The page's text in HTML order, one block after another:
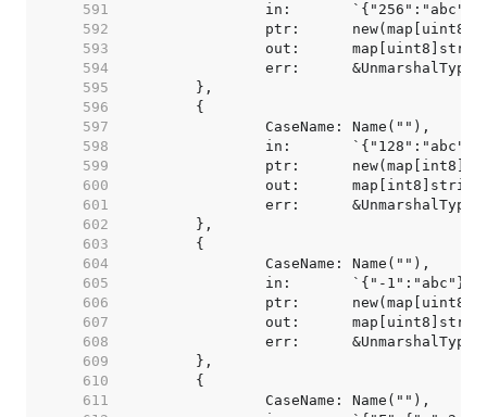
   591
   592
   593
   594
   595
   596
   597
   598
   599
   600
   601
   602
   603
   604
   605
   606
   607
   608
   609
   610
   611